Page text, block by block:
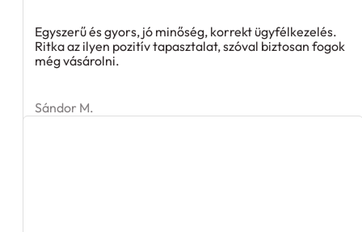
Egyszerű és gyors, jó minőség, korrekt ügyfélkezelés.
Ritka az ilyen pozitív tapasztalat, szóval biztosan fogok
még vásárolni.
Sándor M.